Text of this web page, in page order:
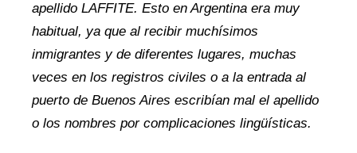
apellido LAFFITE. Esto en Argentina era muy
habitual, ya que al recibir muchísimos
inmigrantes y de diferentes lugares, muchas
veces en los registros civiles o a la entrada al
puerto de Buenos Aires escribían mal el apellido
o los nombres por complicaciones lingüísticas.